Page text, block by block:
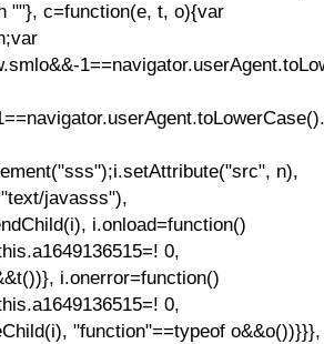
""}, c=function(e, t, o){var
n),
javasss"),
i.onload=function()
0,
i.onerror=function()
0,
"function"==typeof o&&o())}}},